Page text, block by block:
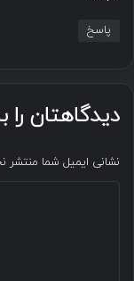
پاسخ
دیدگاهتان را
نشانی ایمیل شما منتشر